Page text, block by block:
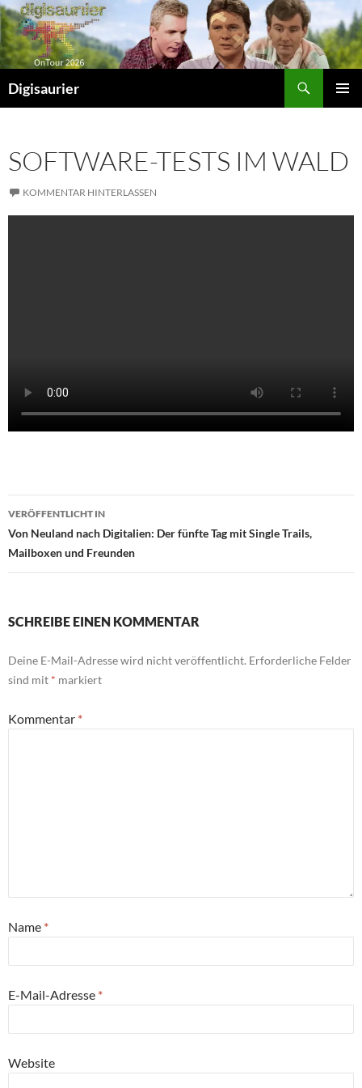
Zum
Inhalt
springen
Digisaurier
SOFTWARE-TESTS IM WALD
KOMMENTAR HINTERLASSEN
Beitragsnavigation
VERÖFFENTLICHT IN
Von Neuland nach Digitalien: Der fünfte Tag mit Single Trails,
Mailboxen und Freunden
SCHREIBE EINEN KOMMENTAR
Deine E-Mail-Adresse wird nicht veröffentlicht. Erforderliche Felder
sind mit * markiert
Kommentar *
Name *
E-Mail-Adresse *
Website